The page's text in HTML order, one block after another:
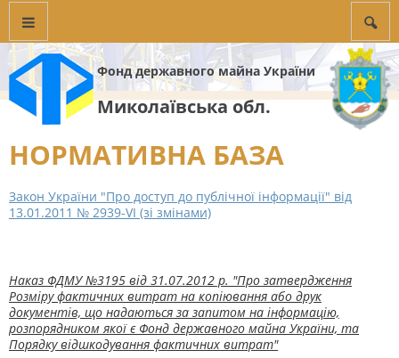
Фонд державного майна України
Миколаївська обл.
НОРМАТИВНА БАЗА
Закон України "Про доступ до публічної інформації" від
13.01.2011 № 2939-VI (зі змінами)
Наказ ФДМУ №3195 вiд 31.07.2012 р. "Про затвердження
Розміру фактичних витрат на копіювання або друк
документів, що надаються за запитом на інформацію,
розпорядником якої є Фонд державного майна України, та
Порядку відшкодування фактичних витрат"